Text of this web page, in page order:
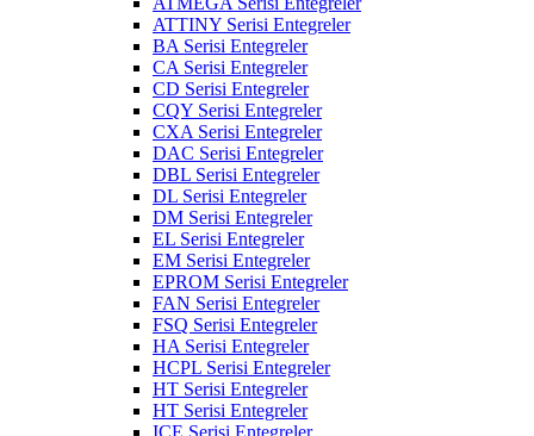
ATTINY Serisi Entegreler
BA Serisi Entegreler
CA Serisi Entegreler
CD Serisi Entegreler
CQY Serisi Entegreler
CXA Serisi Entegreler
DAC Serisi Entegreler
DBL Serisi Entegreler
DL Serisi Entegreler
DM Serisi Entegreler
EL Serisi Entegreler
EM Serisi Entegreler
EPROM Serisi Entegreler
FAN Serisi Entegreler
FSQ Serisi Entegreler
HA Serisi Entegreler
HCPL Serisi Entegreler
HT Serisi Entegreler
HT Serisi Entegreler
ICE Serisi Entegreler